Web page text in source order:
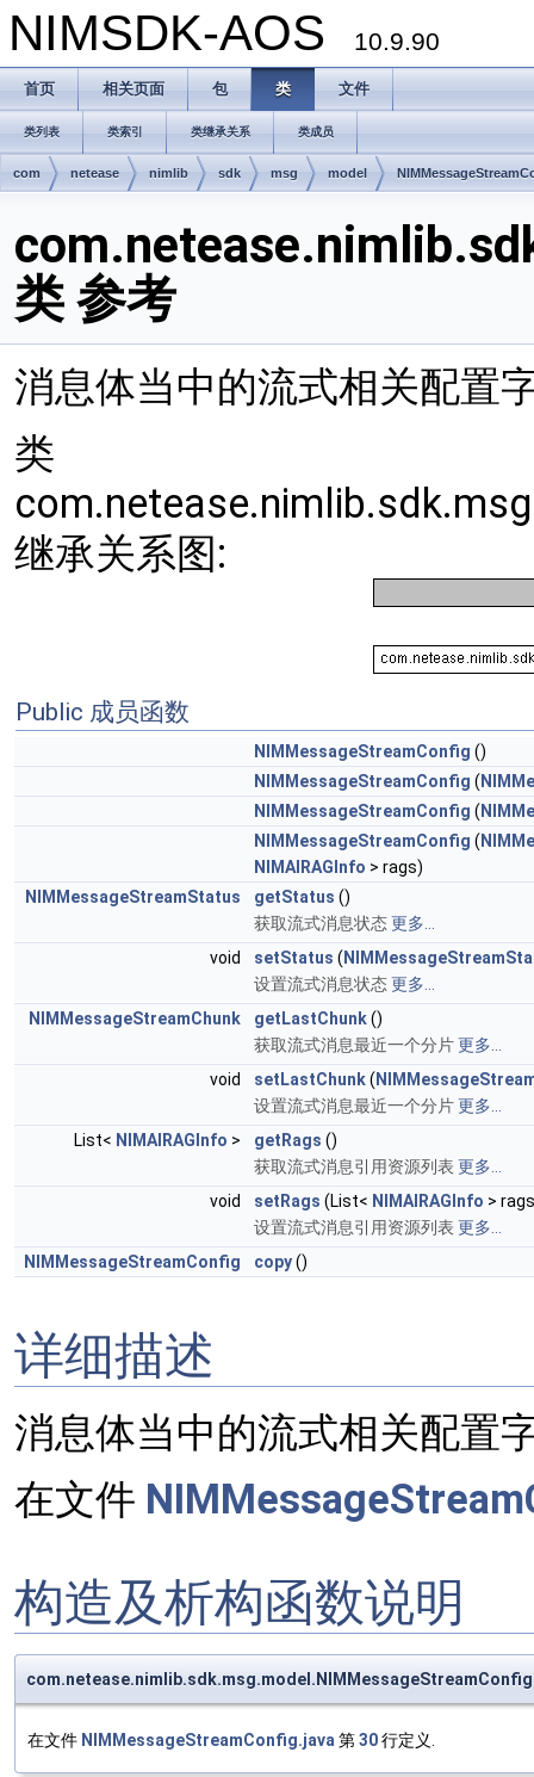
NIMSDK-AOS 10.9.90
首页 相关页面 包 类 文件
类列表 类索引 类继承关系 类成员
com netease nimlib sdk msg model
类 参考
消息体当中的流式相关配置
类
继承关系图:
Public 成员函数
NIMMessageStreamConfig ()
NIMMessageStreamConfig (
NIMMessageStreamConfig (
NIMMessageStreamConfig (
NIMAIRAGInfo > rags)
NIMMessageStreamStatus
getStatus ()
获取流式消息状态更多...
void
setStatus (
设置流式消息状态更多...
NIMMessageStreamChunk
getLastChunk()
获取流式消息最近一个分片更多...
void
setLastChunk(
设置流式消息最近一个分片更多...
List< NIMAIRAGInfo > getRags ()
获取流式消息引用资源列表 更多...
void
setRags (List< NIMAIRAGInfo >
设置流式消息引用资源列表 更多...
NIMMessageStreamConfig
copy()
详细描述
消息体当中的流式相关配置
在文件
构造及析构函数说明
在文件 NIMMessageStreamConfig.java第30行定义.